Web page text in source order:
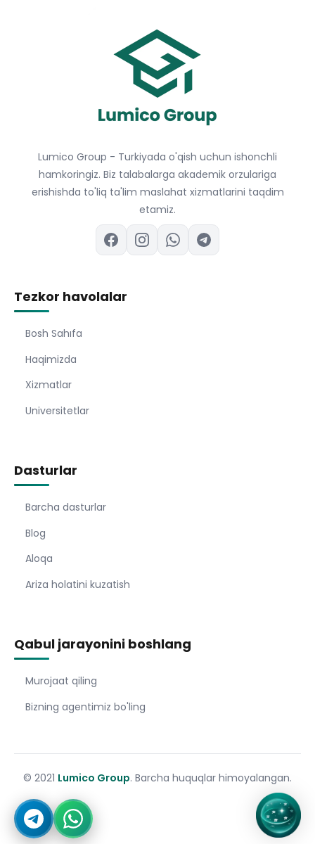
Lumico Group - Turkiyada o'qish uchun ishonchli
hamkoringiz. Biz talabalarga akademik orzulariga
erishishda to'liq ta'lim maslahat xizmatlarini taqdim
etamiz.
Tezkor havolalar
Bosh Sahıfa
Haqimizda
Xizmatlar
Universitetlar
Dasturlar
Barcha dasturlar
Blog
Aloqa
Ariza holatini kuzatish
Qabul jarayonini boshlang
Murojaat qiling
Bizning agentimiz bo'ling
© 2021 Lumico Group. Barcha huquqlar himoyalangan.